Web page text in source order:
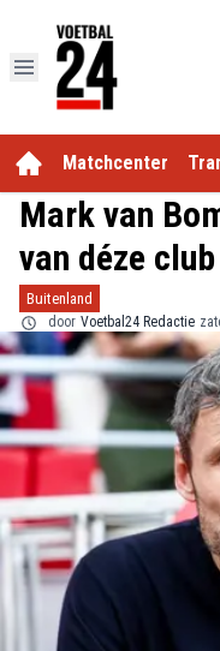
Matchcenter
Mark van
van déze club
Buitenland
door Voetbal24 Redactie